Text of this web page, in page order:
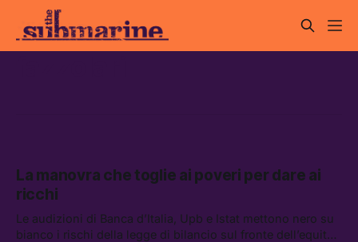
La manovra che toglie ai poveri per dare ai
ricchi
Le audizioni di Banca d’Italia, Upb e Istat mettono nero su
bianco i rischi della legge di bilancio sul fronte dell’equità